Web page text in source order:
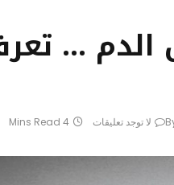
الدم …
لا توجد تعليقات 4 Mins Read